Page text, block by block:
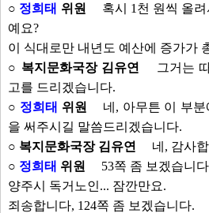
○ 정희태 위원
혹시 1천 원씩 올
예요?
이 식대로만 내년도 예산에 증가가
○ 복지문화국장 김유연
그거는
고를 드리겠습니다.
○ 정희태 위원
네, 아무튼 이 부
을 써주시길 말씀드리겠습니다.
○ 복지문화국장 김유연
네, 감사
○ 정희태 위원
53쪽 좀 보겠습니
양주시 독거노인... 잠깐만요.
죄송합니다, 124쪽 좀 보겠습니다.